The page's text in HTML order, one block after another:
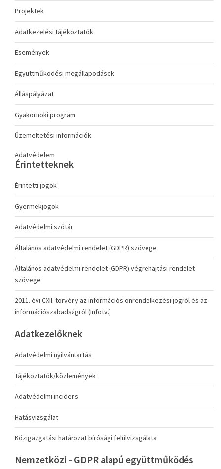
Projektek
Adatkezelési tájékoztatók
Események
Együttműködési megállapodások
Álláspályázat
Gyakornoki program
Üzemeltetési információk
Adatvédelem
Érintetteknek
Érintetti jogok
Gyermekjogok
Adatvédelmi szótár
Általános adatvédelmi rendelet (GDPR) szövege
Általános adatvédelmi rendelet (GDPR) végrehajtási rendelet
szövege
2011. évi CXII. törvény az információs önrendelkezési jogról és az
információszabadságról (Infotv.)
Adatkezelőknek
Adatvédelmi nyilvántartás
Tájékoztatók/közlemények
Adatvédelmi incidens
Hatásvizsgálat
Közigazgatási határozat bírósági felülvizsgálata
Nemzetközi - GDPR alapú együttműködés